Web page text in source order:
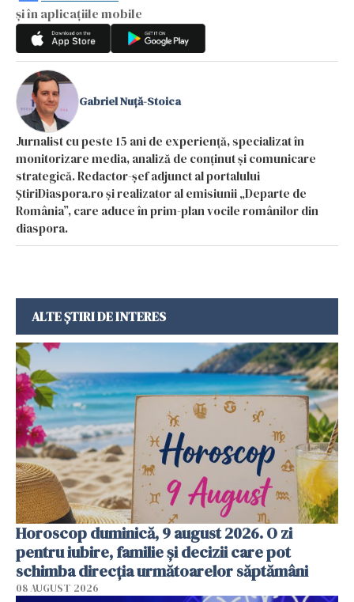
și în aplicațiile mobile
Gabriel Nuță-Stoica
Jurnalist cu peste 15 ani de experiență, specializat în
monitorizare media, analiză de conținut și comunicare
strategică. Redactor-șef adjunct al portalului
ȘtiriDiaspora.ro și realizator al emisiunii „Departe de
România”, care aduce în prim-plan vocile românilor din
diaspora.
ALTE ȘTIRI DE INTERES
Horoscop duminică, 9 august 2026. O zi
pentru iubire, familie și decizii care pot
schimba direcția următoarelor săptămâni
08 AUGUST 2026